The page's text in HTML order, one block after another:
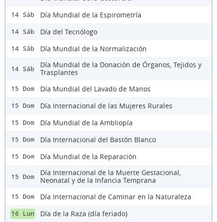
14 Sáb Día Mundial de la Espirometría
14 Sáb Día del Tecnólogo
14 Sáb Día Mundial de la Normalización
14 Sáb
Día Mundial de la Donación de Órganos, Tejidos y
Trasplantes
15 Dom Día Mundial del Lavado de Manos
15 Dom Día Internacional de las Mujeres Rurales
15 Dom Día Mundial de la Ambliopía
15 Dom Día Internacional del Bastón Blanco
15 Dom Día Mundial de la Reparación
15 Dom
Día Internacional de la Muerte Gestacional,
Neonatal y de la Infancia Temprana
15 Dom Día Internacional de Caminar en la Naturaleza
16 Lun Día de la Raza (día feriado)